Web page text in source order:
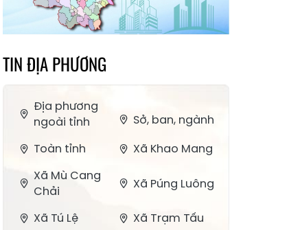
TIN ĐỊA PHƯƠNG
Địa phương
ngoài tỉnh
Sở, ban, ngành
Toàn tỉnh
Xã Khao Mang
Xã Mù Cang
Chải
Xã Púng Luông
Xã Tú Lệ
Xã Trạm Tấu